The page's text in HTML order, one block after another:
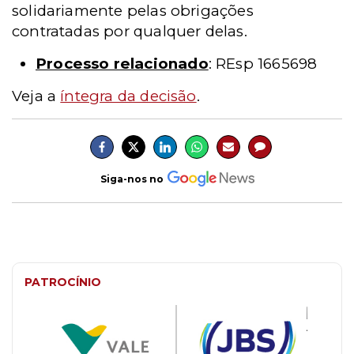
solidariamente pelas obrigações
contratadas por qualquer delas.
Processo relacionado: REsp 1665698
Veja a íntegra da decisão.
Siga-nos no
PATROCÍNIO